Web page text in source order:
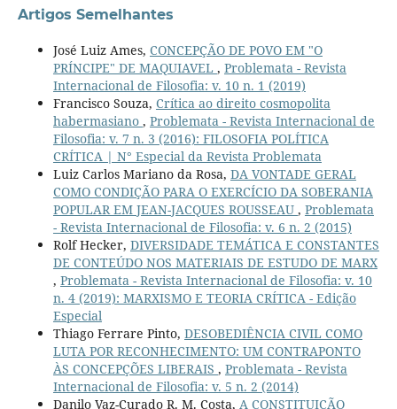
Artigos Semelhantes
José Luiz Ames, CONCEPÇÃO DE POVO EM "O
PRÍNCIPE" DE MAQUIAVEL , Problemata - Revista
Internacional de Filosofia: v. 10 n. 1 (2019)
Francisco Souza, Crítica ao direito cosmopolita
habermasiano , Problemata - Revista Internacional de
Filosofia: v. 7 n. 3 (2016): FILOSOFIA POLÍTICA
CRÍTICA | N° Especial da Revista Problemata
Luiz Carlos Mariano da Rosa, DA VONTADE GERAL
COMO CONDIÇÃO PARA O EXERCÍCIO DA SOBERANIA
POPULAR EM JEAN-JACQUES ROUSSEAU , Problemata
- Revista Internacional de Filosofia: v. 6 n. 2 (2015)
Rolf Hecker, DIVERSIDADE TEMÁTICA E CONSTANTES
DE CONTEÚDO NOS MATERIAIS DE ESTUDO DE MARX
, Problemata - Revista Internacional de Filosofia: v. 10
n. 4 (2019): MARXISMO E TEORIA CRÍTICA - Edição
Especial
Thiago Ferrare Pinto, DESOBEDIÊNCIA CIVIL COMO
LUTA POR RECONHECIMENTO: UM CONTRAPONTO
ÀS CONCEPÇÕES LIBERAIS , Problemata - Revista
Internacional de Filosofia: v. 5 n. 2 (2014)
Danilo Vaz-Curado R. M. Costa, A CONSTITUIÇÃO